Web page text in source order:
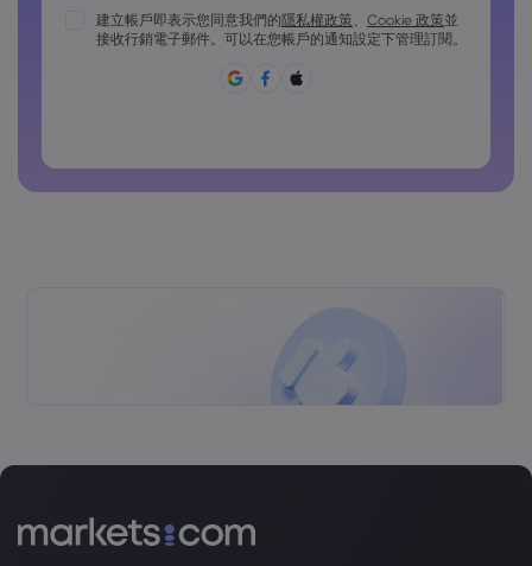
密碼必須包含至少 1 個大寫字元
密碼必須包含至少 1 個小寫字元
密碼必須包含 ~!@#£%^&*()_-+=:;&lt;&gt;{,[]?,.
建立帳戶即表示您同意我們的隱私權政策、 Cookie 政策並
接收行銷電子郵件。可以在您帳戶的通知設定下管理訂閱。